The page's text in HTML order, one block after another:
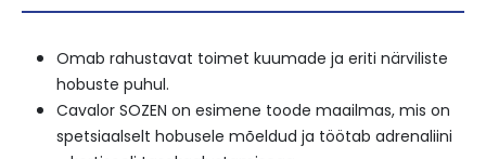
Omab rahustavat toimet kuumade ja eriti närviliste
hobuste puhul.
Cavalor SOZEN on esimene toode maailmas, mis on
spetsiaalselt hobusele mõeldud ja töötab adrenaliini